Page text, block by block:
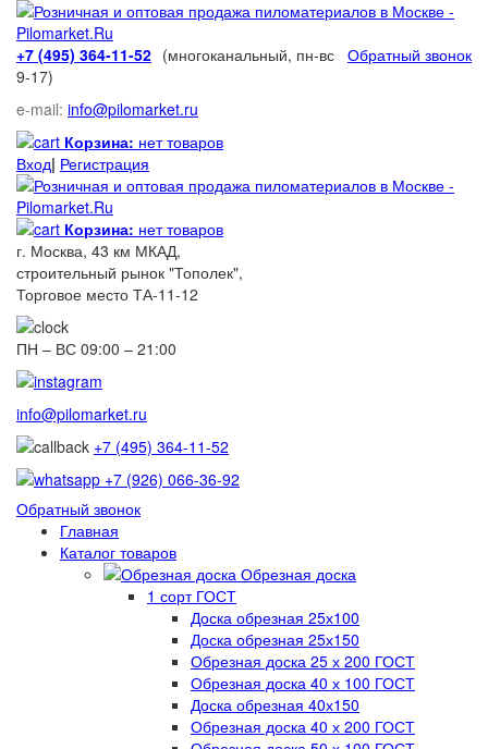
+7 (495) 364-11-52 Обратный звонок
(многоканальный, пн-вс
9-17)
e-mail: info@pilomarket.ru
Корзина: нет товаров
Вход| Регистрация
Корзина: нет товаров
г. Москва, 43 км МКАД,
строительный рынок "Тополек",
Торговое место ТА-11-12
ПН – ВС 09:00 – 21:00
info@pilomarket.ru
+7 (495) 364-11-52
+7 (926) 066-36-92
Обратный звонок
Главная
Каталог товаров
Обрезная доска
1 сорт ГОСТ
Доска обрезная 25х100
Доска обрезная 25х150
Обрезная доска 25 х 200 ГОСТ
Обрезная доска 40 х 100 ГОСТ
Доска обрезная 40х150
Обрезная доска 40 х 200 ГОСТ